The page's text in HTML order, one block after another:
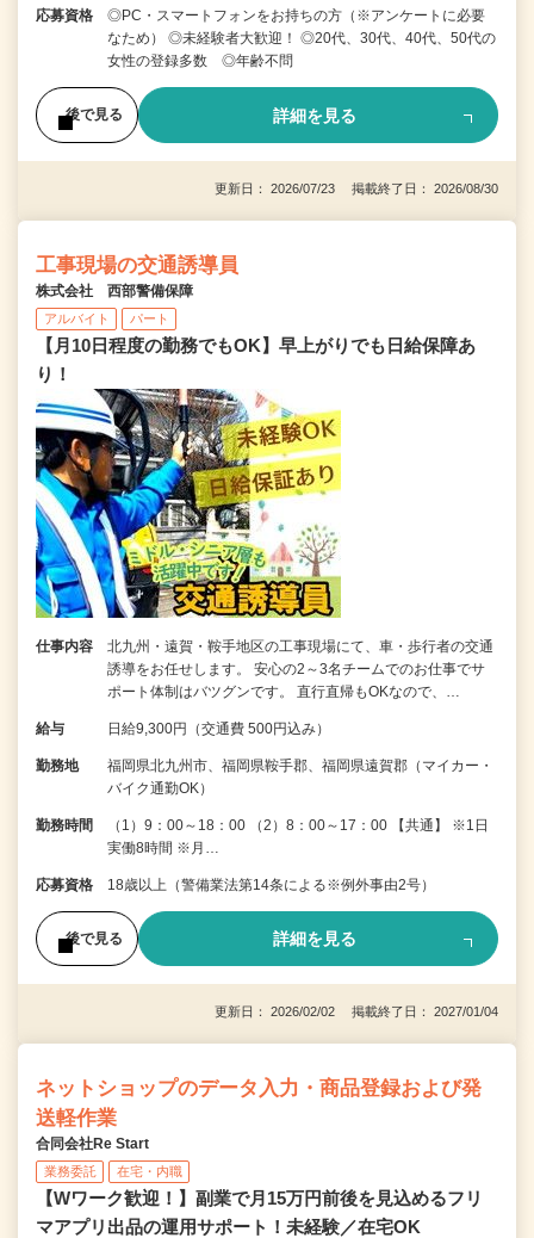
応募資格
◎PC・スマートフォンをお持ちの方（※アンケートに必要
なため） ◎未経験者大歓迎！ ◎20代、30代、40代、50代の
女性の登録多数 ◎年齢不問
後で見る 詳細を見る
更新日： 2026/07/23 掲載終了日： 2026/08/30
工事現場の交通誘導員
株式会社 西部警備保障
アルバイト パート
【月10日程度の勤務でもOK】早上がりでも日給保障あ
り！
仕事内容
北九州・遠賀・鞍手地区の工事現場にて、車・歩行者の交通
誘導をお任せします。 安心の2～3名チームでのお仕事でサ
ポート体制はバツグンです。 直行直帰もOKなので、…
給与 日給9,300円（交通費 500円込み）
勤務地
福岡県北九州市、福岡県鞍手郡、福岡県遠賀郡（マイカー・
バイク通勤OK）
勤務時間
（1）9：00～18：00 （2）8：00～17：00 【共通】 ※1日
実働8時間 ※月…
応募資格 18歳以上（警備業法第14条による※例外事由2号）
後で見る 詳細を見る
更新日： 2026/02/02 掲載終了日： 2027/01/04
ネットショップのデータ入力・商品登録および発
送軽作業
合同会社Re Start
業務委託 在宅・内職
【Wワーク歓迎！】副業で月15万円前後を見込めるフリ
マアプリ出品の運用サポート！未経験／在宅OK